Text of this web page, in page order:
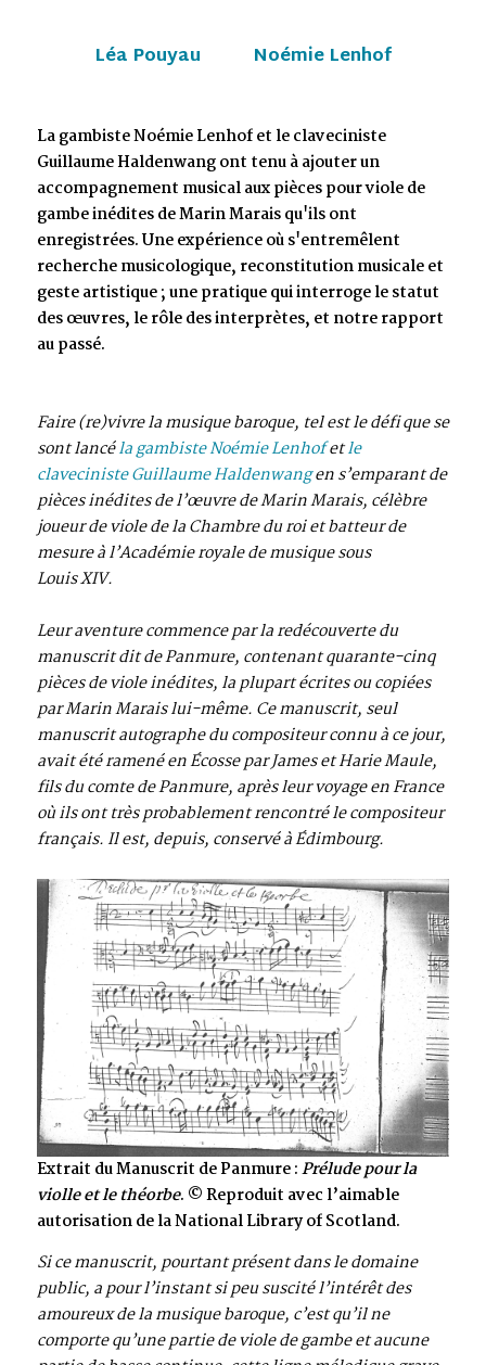
Léa Pouyau Noémie Lenhof
La gambiste Noémie Lenhof et le claveciniste
Guillaume Haldenwang ont tenu à ajouter un
accompagnement musical aux pièces pour viole de
gambe inédites de Marin Marais qu'ils ont
enregistrées. Une expérience où s'entremêlent
recherche musicologique, reconstitution musicale et
geste artistique ; une pratique qui interroge le statut
des œuvres, le rôle des interprètes, et notre rapport
au passé.
Faire (re)vivre la musique baroque, tel est le défi que se
sont lancéla gambiste Noémie Lenhofetle
claveciniste Guillaume Haldenwangen s’emparant de
pièces inédites de l’œuvre de Marin Marais, célèbre
joueur de viole de la Chambre du roi et batteur de
mesure à l’Académie royale de musique sous
Louis XIV.
Leur aventure commence par la redécouverte du
manuscrit dit de Panmure, contenant quarante-cinq
pièces de viole inédites, la plupart écrites ou copiées
par Marin Marais lui-même. Ce manuscrit, seul
manuscrit autographe du compositeur connu à ce jour,
avait été ramené en Écosse par James et Harie Maule,
fils du comte de Panmure, après leur voyage en France
où ils ont très probablement rencontré le compositeur
français. Il est, depuis, conservé à Édimbourg.
Extrait du Manuscrit de Panmure :Prélude pour la
violle et le théorbe. © Reproduit avec l’aimable
autorisation de la National Library of Scotland.
Si ce manuscrit, pourtant présent dans le domaine
public, a pour l’instant si peu suscité l’intérêt des
amoureux de la musique baroque, c’est qu’il ne
comporte qu’une partie de viole de gambe et aucune